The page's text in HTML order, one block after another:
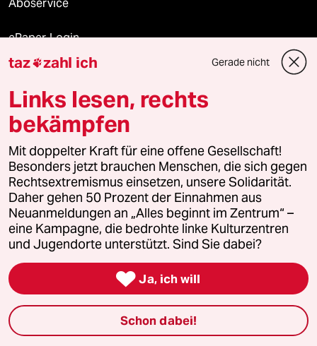
Aboservice
ePaper Login
Downloads für Abonnierende
© 2026 taz Verlags und Vertriebs GmbH
Alle Rechte vorbehalten. Bei rechtlichen Fragen oder für Genehmigungen
wenden Sie sich bitte an
lizenzen@taz.de
Feedback Redaktionsstatut Kommune-Richtlinien
Leitlinie Informant Datenschutz Impressum AGB
Seitenwende Einwilligungen widerrufen (Ads)
taz zahl ich Gerade nicht
Links lesen, rechts
bekämpfen
Mit doppelter Kraft für eine offene Gesellschaft!
Besonders jetzt brauchen Menschen, die sich gegen
Rechtsextremismus einsetzen, unsere Solidarität.
Daher gehen 50 Prozent der Einnahmen aus
Neuanmeldungen an „Alles beginnt im Zentrum“ –
eine Kampagne, die bedrohte linke Kulturzentren
und Jugendorte unterstützt. Sind Sie dabei?
 Ja, ich will
Schon dabei!